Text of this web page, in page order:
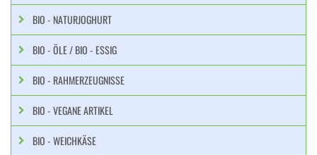
BIO - NATURJOGHURT
BIO - ÖLE / BIO - ESSIG
BIO - RAHMERZEUGNISSE
BIO - VEGANE ARTIKEL
BIO - WEICHKÄSE